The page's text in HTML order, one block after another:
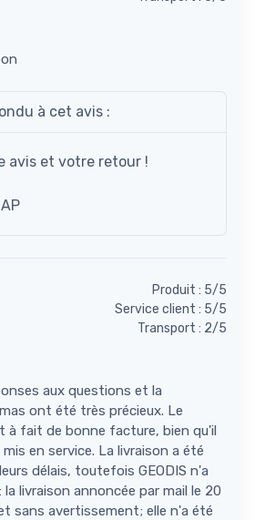
à cet avis :
avis et votre retour !
Produit : 5/5
Service client : 5/5
Transport : 2/5
aux questions et la
ont été très précieux. Le
à fait de bonne facture, bien qu'il
en service. La livraison a été
délais, toutefois GEODIS n'a
livraison annoncée par mail le 20
sans avertissement; elle n'a été